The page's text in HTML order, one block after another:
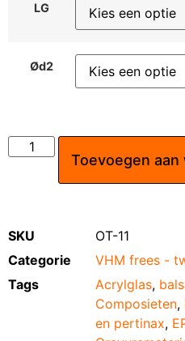
LG
Ød2
Toevoegen aan
SKU
OT-11
Categorie
VHM frees -
Tags
Acrylglas,
Composieten,
en pertinax,